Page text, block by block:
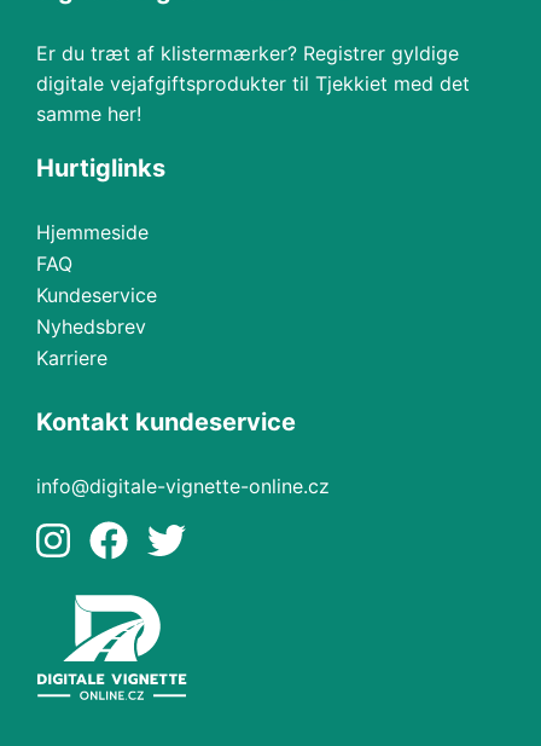
Er du træt af klistermærker? Registrer gyldige
digitale vejafgiftsprodukter til Tjekkiet med det
samme her!
Hurtiglinks
Hjemmeside
FAQ
Kundeservice
Nyhedsbrev
Karriere
Kontakt kundeservice
info@digitale-vignette-online.cz